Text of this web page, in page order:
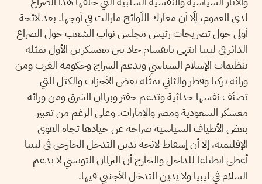
لدى العموم، إلّا أن معارك اللّوائح مازالت في أوجها. بعد لائحة
أولى حول تصريحات رئيس مجلس نواب الشعب حول الصراع
الدائر في ليبيا انتهى بانقسام حاد بين معسكرين الأول تمثله
تنظيمات الإسلام السياسي ويدعم السراج وحكومة الغرب ومن
ورائه تركيا وقطر والثاني تمثّله بعض الأحزاب والكتل التي
تصنّف نفسها حداثية وتدعم حفتر وبرلمان الشرق ومن ورائه
معسكر السعودية ومصر والإمارات. وعلى الرغم من تعبير
بعض الأطياف السياسية صراحة عن حيادها تجاه القوى
الإقليمية، إلا أن إسقاط لائحة تدين التدخل الخارجي في ليبيا
أعطى انطباعا للداخل والخارج أن البرلمان التونسي لا يدعم
السلام في ليبيا ولا يدين التدخل الأجنبي فيها.